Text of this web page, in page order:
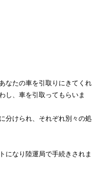
なたの車を引取りにきてくれ
し、車を引取ってもらいま
分けられ、それぞれ別々の処
になり陸運局で手続きされま